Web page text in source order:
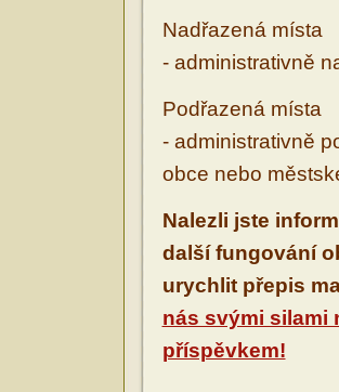
Nadřazená místa
- administrativně
Podřazená místa
- administrativně
obce nebo
Nalezli jste
další fungování
urychlit přepis
nás svými silami
příspěvkem!